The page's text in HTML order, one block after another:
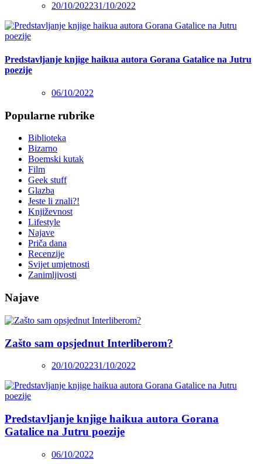
20/10/202231/10/2022
Predstavljanje knjige haikua autora Gorana Gatalice na Jutru
poezije
06/10/2022
Popularne rubrike
Biblioteka
Bizarno
Boemski kutak
Film
Geek stuff
Glazba
Jeste li znali?!
Književnost
Lifestyle
Najave
Priča dana
Recenzije
Svijet umjetnosti
Zanimljivosti
Najave
Zašto sam opsjednut Interliberom?
20/10/202231/10/2022
Predstavljanje knjige haikua autora Gorana
Gatalice na Jutru poezije
06/10/2022